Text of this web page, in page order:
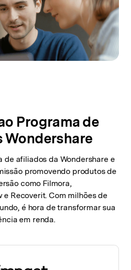
Programa de
de afiliados da Wondershare e
promovendo produtos de
como Filmora,
e Recoverit. Com milhões de
é hora de transformar sua
em renda.